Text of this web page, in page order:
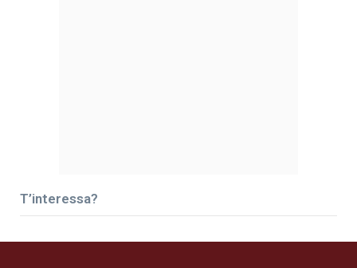
T’interessa?